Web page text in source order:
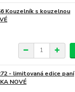
Kouzelník s kouzelnou
- limitovaná edice paní
NOVÉ